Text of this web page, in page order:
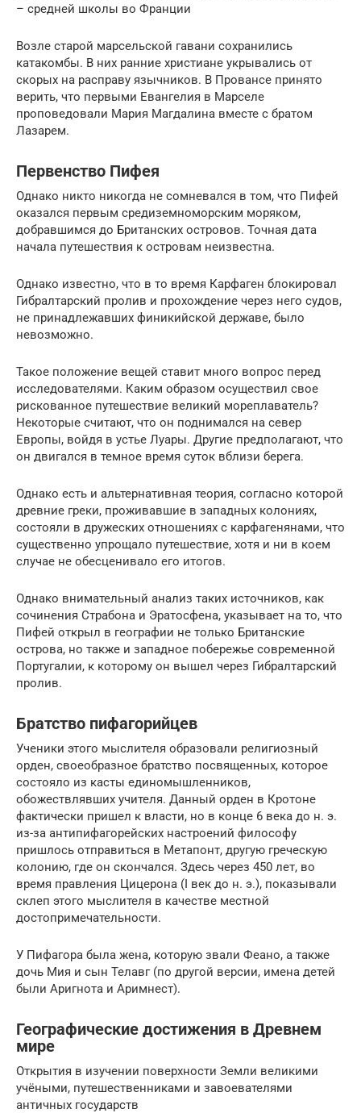
– средней школы во Франции
Возле старой марсельской гавани сохранились
катакомбы. В них ранние христиане укрывались от
скорых на расправу язычников. В Провансе принято
верить, что первыми Евангелия в Марселе
проповедовали Мария Магдалина вместе с братом
Лазарем.
Первенство Пифея
Однако никто никогда не сомневался в том, что Пифей
оказался первым средиземноморским моряком,
добравшимся до Британских островов. Точная дата
начала путешествия к островам неизвестна.
Однако известно, что в то время Карфаген блокировал
Гибралтарский пролив и прохождение через него судов,
не принадлежавших финикийской державе, было
невозможно.
Такое положение вещей ставит много вопрос перед
исследователями. Каким образом осуществил свое
рискованное путешествие великий мореплаватель?
Некоторые считают, что он поднимался на север
Европы, войдя в устье Луары. Другие предполагают, что
он двигался в темное время суток вблизи берега.
Однако есть и альтернативная теория, согласно которой
древние греки, проживавшие в западных колониях,
состояли в дружеских отношениях с карфагенянами, что
существенно упрощало путешествие, хотя и ни в коем
случае не обесценивало его итогов.
Однако внимательный анализ таких источников, как
сочинения Страбона и Эратосфена, указывает на то, что
Пифей открыл в географии не только Британские
острова, но также и западное побережье современной
Португалии, к которому он вышел через Гибралтарский
пролив.
Братство пифагорийцев
Ученики этого мыслителя образовали религиозный
орден, своеобразное братство посвященных, которое
состояло из касты единомышленников,
обожествлявших учителя. Данный орден в Кротоне
фактически пришел к власти, но в конце 6 века до н. э.
из-за антипифагорейских настроений философу
пришлось отправиться в Метапонт, другую греческую
колонию, где он скончался. Здесь через 450 лет, во
время правления Цицерона (I век до н. э.), показывали
склеп этого мыслителя в качестве местной
достопримечательности.
У Пифагора была жена, которую звали Феано, а также
дочь Мия и сын Телавг (по другой версии, имена детей
были Аригнота и Аримнест).
Географические достижения в Древнем
мире
Открытия в изучении поверхности Земли великими
учёными, путешественниками и завоевателями
античных государств